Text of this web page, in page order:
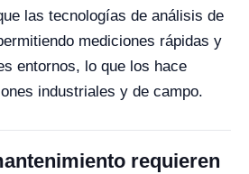
las tecnologías de análisis de
mediciones rápidas y
entornos, lo que los hace
industriales y de campo.
requieren